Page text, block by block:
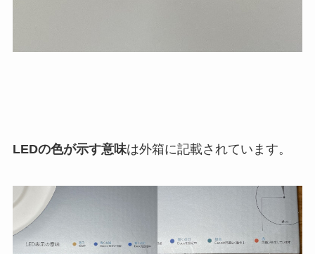
LEDの色が示す意味は外箱に記載されています。